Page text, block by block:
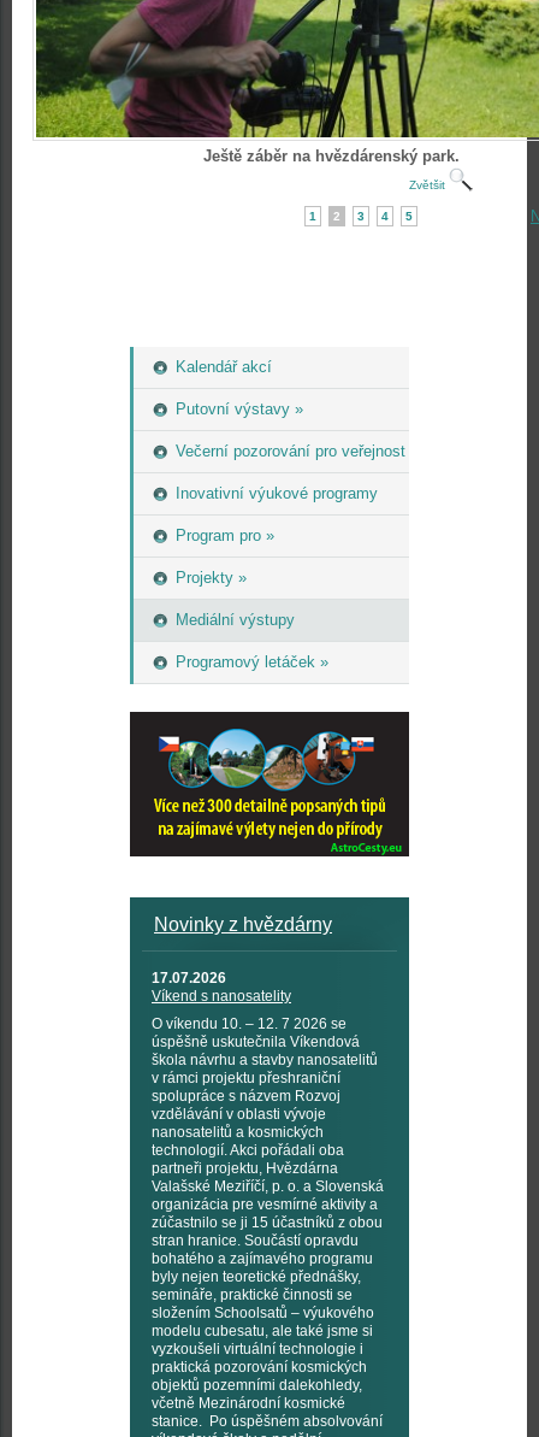
Kalendář akcí
Putovní výstavy »
Večerní pozorování pro veřejnost
Inovativní výukové programy
Program pro »
Projekty »
Mediální výstupy
Programový letáček »
Novinky z hvězdárny
17.07.2026
Víkend s nanosatelity
O víkendu 10. – 12. 7 2026 se
úspěšně uskutečnila Víkendová
škola návrhu a stavby nanosatelitů
v rámci projektu přeshraniční
spolupráce s názvem Rozvoj
vzdělávání v oblasti vývoje
nanosatelitů a kosmických
technologií. Akci pořádali oba
partneři projektu, Hvězdárna
Valašské Meziříčí, p. o. a Slovenská
organizácia pre vesmírné aktivity a
zúčastnilo se ji 15 účastníků z obou
stran hranice. Součástí opravdu
bohatého a zajímavého programu
byly nejen teoretické přednášky,
semináře, praktické činnosti se
složením Schoolsatů – výukového
modelu cubesatu, ale také jsme si
vyzkoušeli virtuální technologie i
praktická pozorování kosmických
objektů pozemními dalekohledy,
včetně Mezinárodní kosmické
stanice. Po úspěšném absolvování
Ještě záběr na hvězdárenský park.
Zvětšit
1 2 3 4 5